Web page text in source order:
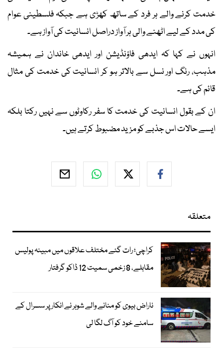
خدمت کرنے والے ہر فرد کے ساتھ کھڑی ہے جبکہ فلسطینی عوام
کی مدد کے لیے اٹھنے والی ہر آواز دراصل انسانیت کی آواز ہے۔
انہوں نے کہا کہ ایدھی فاؤنڈیشن اور ایدھی خاندان نے ہمیشہ
مذہب، رنگ اور نسل سے بالاتر ہو کر انسانیت کی خدمت کی مثال
قائم کی ہے۔
ان کے بقول انسانیت کی خدمت کا سفر رکاوٹوں سے نہیں رکتا بلکہ
ایسے حالات اس جذبے کو مزید مضبوط کرتے ہیں۔
متعلقہ
کراچی؛ رات گئے مختلف علاقوں میں مبینہ پولیس
مقابلے، 8 زخمی سمیت 12 ڈاکو گرفتار
ناراض بیوی کو منانے والے شوہر نے انکار پر سسرال کے
سامنے خود کو آگ لگا لی